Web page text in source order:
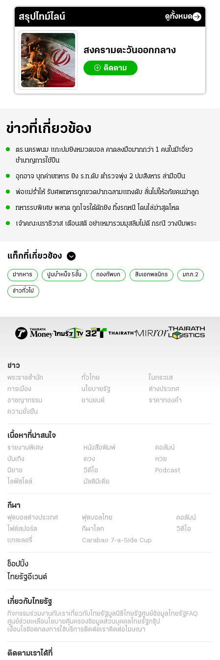
สรุปไทม์ไลน์ ดูทั้งหมด
สงครามตะวันออกกลาง
ติดตาม
ข่าวที่เกี่ยวข้อง
ตร.นครพนม แกะปมยิงหมวดบอล คาดลงมือมากกว่า 1 คนในมีเอี่ยว
ชำนาญการใช้ปืน
อุกอาจ บุกค่ายทหาร ยิง ร.ท.ดับ ตำรวจพุ่ง 2 ปมสังหาร ล่ามือปืน
พ่อแม่ร่ำไห้ รับศพทหารถูกขวดปากฉลามแทงดับ ลั่นไม่ให้อภัยคนฆ่าลูก
ทหารรบพิเศษ พลาด ถูกโจรใต้ดักยิง ทิ้งรถหนี โดนไล่ฆ่าสุดโหด
เจ้าคณะนราธิวาส เตือนสติ อย่าเหมารวมมุสลิมไม่ดี กรณี วางบึมพระ
แท็กที่เกี่ยวข้อง
ฆ่าทหาร ปูนบำหน็จ 5ขั้น กองทัพบก สิบเอกพลนิกร มทภ.2
ข่าวทั่วไป
ข่าว
พระราชสำนัก ทั่วไทย
ในกระแส
การเมือง
นโยบายรัฐ
ต่างประเทศ
อาชญากรรม
ยานยนต์
ราคาทองคำ
ความยั่งยืน
เนื้อหาที่น่าสนใจ
รายงานพิเศษ หนังสือพิมพ์
คอลัมน์
บันเทิง
ดวง
หวย
นิยาย
วิดีโอ
Podcast
ไลฟ์สไตล์
มัลติมีเดีย
กีฬา
ฟุตบอลต่่างประเทศ ฟุตบอลไทย
คอลัมน์
ไฟต์สปอร์ต
กีฬาโลก
วิดีโอ
แกลเลอรี่
Carabao 7-a-Side Cup
ช็อปปิ้ง
ไทยรัฐอีเวนต์
เกี่ยวกับไทยรัฐ
กิจกรรมร่วมงานกับเราเกี่ยวกับไทยรัฐมูลนิธิไทยรัฐศูนย์ข้อมูลไทยรัฐFAQ
ศูนย์ช่วยเหลือนโยบายคุ้มครองข้อมูลส่วนบุคคลไทยรัฐกรุ๊ป
เงื่อนไขข้อตกลงการใช้บริการติดต่อเราติดต่อโฆษณา
ติดตามเราได้ที่